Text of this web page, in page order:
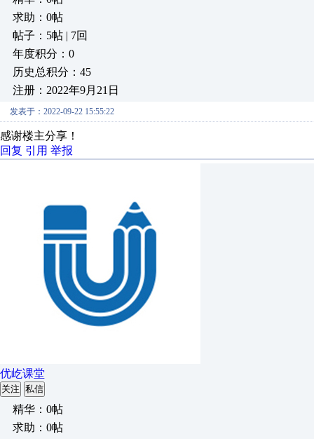
求助：0帖
帖子：5帖 | 7回
年度积分：0
历史总积分：45
注册：2022年9月21日
发表于：2022-09-22 15:55:22
感谢楼主分享！
回复 引用 举报
优屹课堂
关注 私信
精华：0帖
求助：0帖